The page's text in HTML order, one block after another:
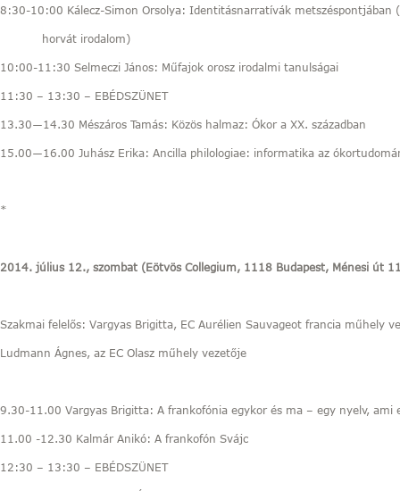
8:30-10:00 Kálecz-Simon Orsolya: Identitásnarratívák metszéspontjában
horvát irodalom)
10:00-11:30 Selmeczi János: Műfajok orosz irodalmi tanulságai
11:30 – 13:30 – EBÉDSZÜNET
13.30―14.30 Mészáros Tamás: Közös halmaz: Ókor a XX. században
15.00―16.00 Juhász Erika: Ancilla philologiae: informatika az
*
2014. július 12., szombat (Eötvös Collegium, 1118 Budapest, Ménesi út
Szakmai felelős: Vargyas Brigitta, EC Aurélien Sauvageot francia műhely
Ludmann Ágnes, az EC Olasz műhely vezetője
9.30-11.00 Vargyas Brigitta: A frankofónia egykor és ma – egy nyelv, ami
11.00 -12.30 Kalmár Anikó: A frankofón Svájc
12:30 – 13:30 – EBÉDSZÜNET